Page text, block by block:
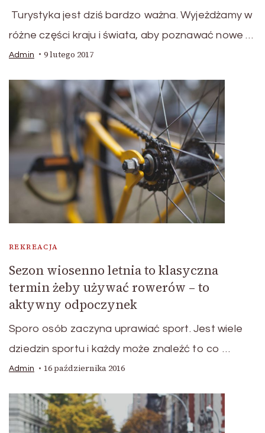
Turystyka jest dziś bardzo ważna. Wyjeżdżamy w
różne części kraju i świata, aby poznawać nowe …
Admin 9 lutego 2017
REKREACJA
Sezon wiosenno letnia to klasyczna
termin żeby używać rowerów – to
aktywny odpoczynek
Sporo osób zaczyna uprawiać sport. Jest wiele
dziedzin sportu i każdy może znaleźć to co …
Admin 16 października 2016